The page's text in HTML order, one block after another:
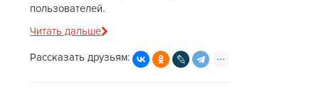
пользователей.
Читать дальше
Рассказать друзьям: